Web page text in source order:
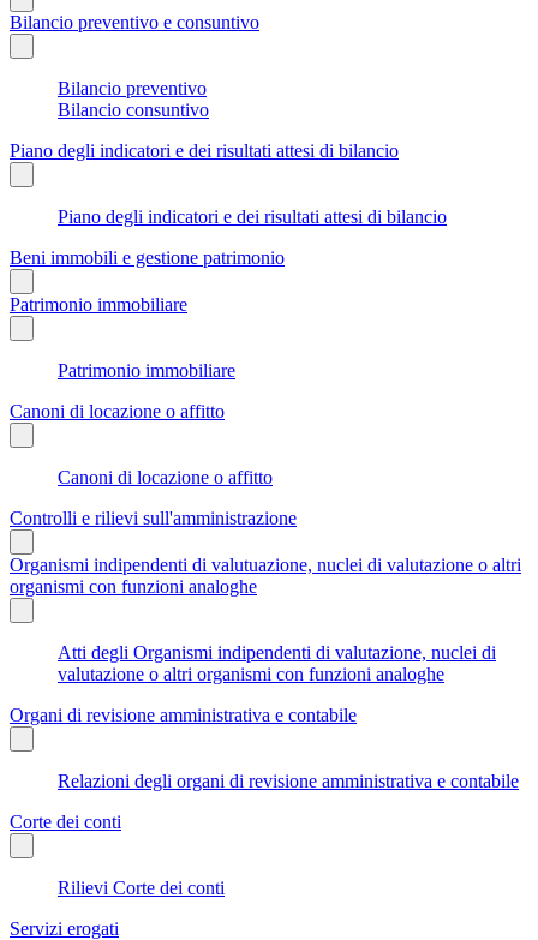
Bilancio preventivo e consuntivo
Bilancio preventivo
Bilancio consuntivo
Piano degli indicatori e dei risultati attesi di bilancio
Piano degli indicatori e dei risultati attesi di bilancio
Beni immobili e gestione patrimonio
Patrimonio immobiliare
Patrimonio immobiliare
Canoni di locazione o affitto
Canoni di locazione o affitto
Controlli e rilievi sull'amministrazione
Organismi indipendenti di valutuazione, nuclei di valutazione o altri
organismi con funzioni analoghe
Atti degli Organismi indipendenti di valutazione, nuclei di
valutazione o altri organismi con funzioni analoghe
Organi di revisione amministrativa e contabile
Relazioni degli organi di revisione amministrativa e contabile
Corte dei conti
Rilievi Corte dei conti
Servizi erogati